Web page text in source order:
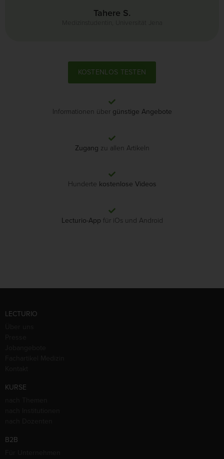
Tahere S.
KOSTENLOS TESTEN
Informationen über günstige Angebote
Zugang zu allen Artikeln
Hunderte kostenlose Videos
Lecturio-App für iOs und Android
LECTURIO
KURSE
B2B